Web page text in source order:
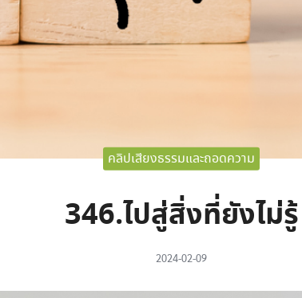
คลิปเสียงธรรมและถอดความ
346.ไปสู่สิ่งที่ยังไม่รู้
2024-02-09